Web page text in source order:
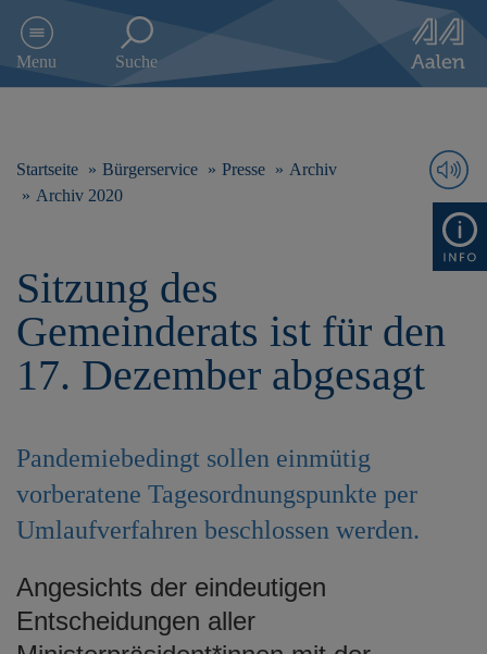
e
n
Menu Suche
Startseite Bürgerservice Presse
Archiv
Archiv 2020
Sitzung des
Gemeinderats ist für den
17. Dezember abgesagt
Pandemiebedingt sollen einmütig
vorberatene Tagesordnungspunkte per
Umlaufverfahren beschlossen werden.
Angesichts der eindeutigen
Entscheidungen aller